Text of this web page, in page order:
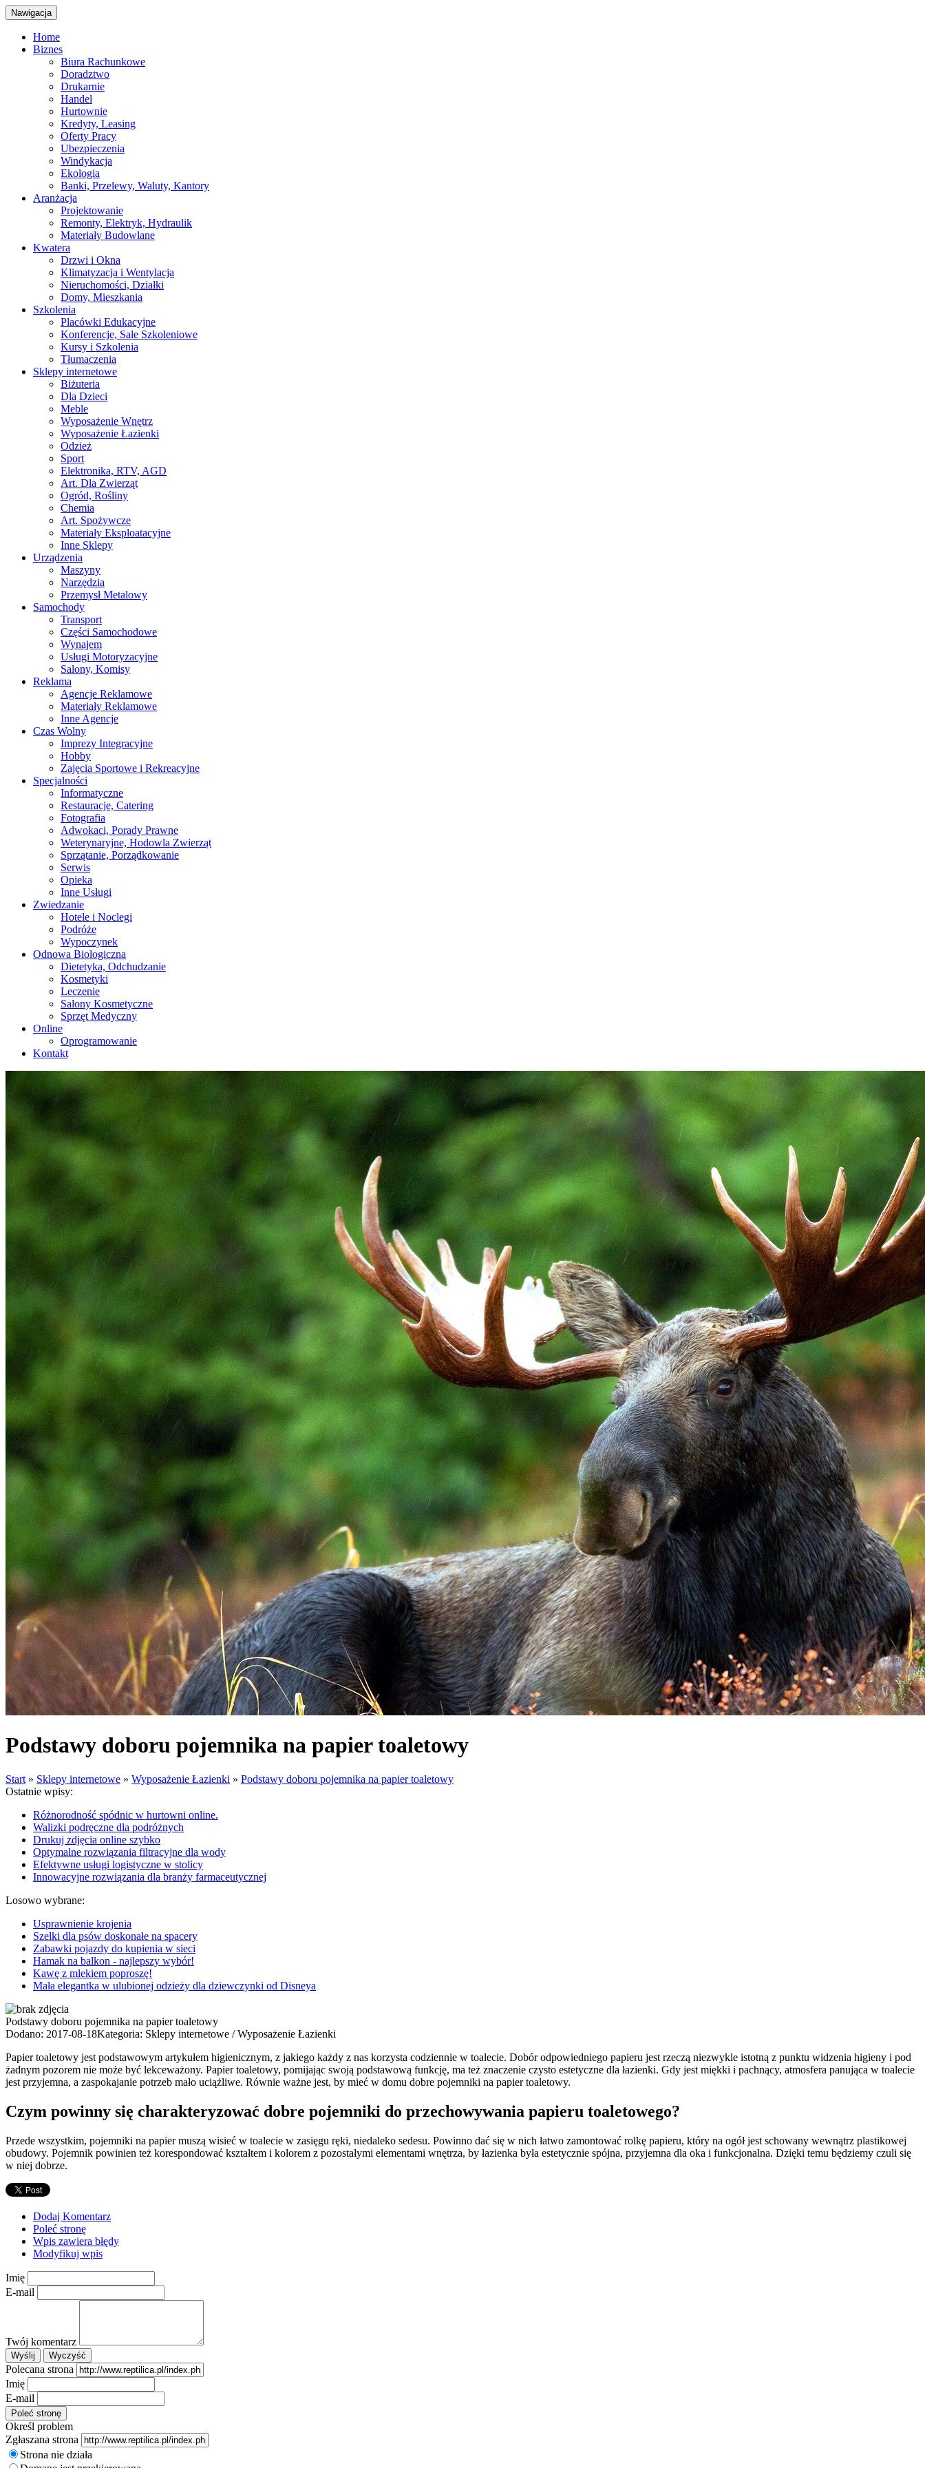
Nawigacja
Home
Biznes
Biura Rachunkowe
Doradztwo
Drukarnie
Handel
Hurtownie
Kredyty, Leasing
Oferty Pracy
Ubezpieczenia
Windykacja
Ekologia
Banki, Przelewy, Waluty, Kantory
Aranżacja
Projektowanie
Remonty, Elektryk, Hydraulik
Materiały Budowlane
Kwatera
Drzwi i Okna
Klimatyzacja i Wentylacja
Nieruchomości, Działki
Domy, Mieszkania
Szkolenia
Placówki Edukacyjne
Konferencje, Sale Szkoleniowe
Kursy i Szkolenia
Tłumaczenia
Sklepy internetowe
Biżuteria
Dla Dzieci
Meble
Wyposażenie Wnętrz
Wyposażenie Łazienki
Odzież
Sport
Elektronika, RTV, AGD
Art. Dla Zwierząt
Ogród, Rośliny
Chemia
Art. Spożywcze
Materiały Eksploatacyjne
Inne Sklepy
Urządzenia
Maszyny
Narzędzia
Przemysł Metalowy
Samochody
Transport
Części Samochodowe
Wynajem
Usługi Motoryzacyjne
Salony, Komisy
Reklama
Agencje Reklamowe
Materiały Reklamowe
Inne Agencje
Czas Wolny
Imprezy Integracyjne
Hobby
Zajęcia Sportowe i Rekreacyjne
Specjalności
Informatyczne
Restauracje, Catering
Fotografia
Adwokaci, Porady Prawne
Weterynaryjne, Hodowla Zwierząt
Sprzątanie, Porządkowanie
Serwis
Opieka
Inne Usługi
Zwiedzanie
Hotele i Noclegi
Podróże
Wypoczynek
Odnowa Biologiczna
Dietetyka, Odchudzanie
Kosmetyki
Leczenie
Salony Kosmetyczne
Sprzęt Medyczny
Online
Oprogramowanie
Kontakt
Podstawy doboru pojemnika na papier toaletowy
Start » Sklepy internetowe » Wyposażenie Łazienki » Podstawy doboru pojemnika na papier toaletowy
Ostatnie wpisy:
Różnorodność spódnic w hurtowni online.
Walizki podręczne dla podróżnych
Drukuj zdjęcia online szybko
Optymalne rozwiązania filtracyjne dla wody
Efektywne usługi logistyczne w stolicy
Innowacyjne rozwiązania dla branży farmaceutycznej
Losowo wybrane:
Usprawnienie krojenia
Szelki dla psów doskonałe na spacery
Zabawki pojazdy do kupienia w sieci
Hamak na balkon - najlepszy wybór!
Kawę z mlekiem poproszę!
Mała elegantka w ulubionej odzieży dla dziewczynki od Disneya
Podstawy doboru pojemnika na papier toaletowy
Dodano: 2017-08-18Kategoria: Sklepy internetowe / Wyposażenie Łazienki
Papier toaletowy jest podstawowym artykułem higienicznym, z jakiego każdy z nas korzysta codziennie w toalecie. Dobór odpowiedniego papieru jest rzeczą niezwykle istotną z punktu widzenia higieny i pod
żadnym pozorem nie może być lekceważony. Papier toaletowy, pomijając swoją podstawową funkcję, ma też znaczenie czysto estetyczne dla łazienki. Gdy jest miękki i pachnący, atmosfera panująca w toalecie
jest przyjemna, a zaspokajanie potrzeb mało uciążliwe. Równie ważne jest, by mieć w domu dobre pojemniki na papier toaletowy.
Czym powinny się charakteryzować dobre pojemniki do przechowywania papieru toaletowego?
Przede wszystkim, pojemniki na papier muszą wisieć w toalecie w zasięgu ręki, niedaleko sedesu. Powinno dać się w nich łatwo zamontować rolkę papieru, który na ogół jest schowany wewnątrz plastikowej
obudowy. Pojemnik powinien też korespondować kształtem i kolorem z pozostałymi elementami wnętrza, by łazienka była estetycznie spójna, przyjemna dla oka i funkcjonalna. Dzięki temu będziemy czuli się
w niej dobrze.
Dodaj Komentarz
Poleć stronę
Wpis zawiera błędy
Modyfikuj wpis
Imię
E-mail
Twój komentarz
Polecana strona
Imię
E-mail
Określ problem
Zgłaszana strona
Strona nie działa